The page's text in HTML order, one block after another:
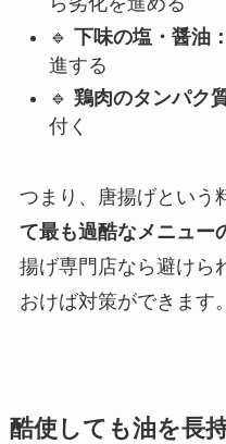
🔹 下味の塩・醤油：
進する
🔹 鶏肉のタンパク
付く
つまり、唐揚げという
て最も過酷なメニュー
揚げ専門店なら避けら
おけば対策ができます。
酷使しても油を長